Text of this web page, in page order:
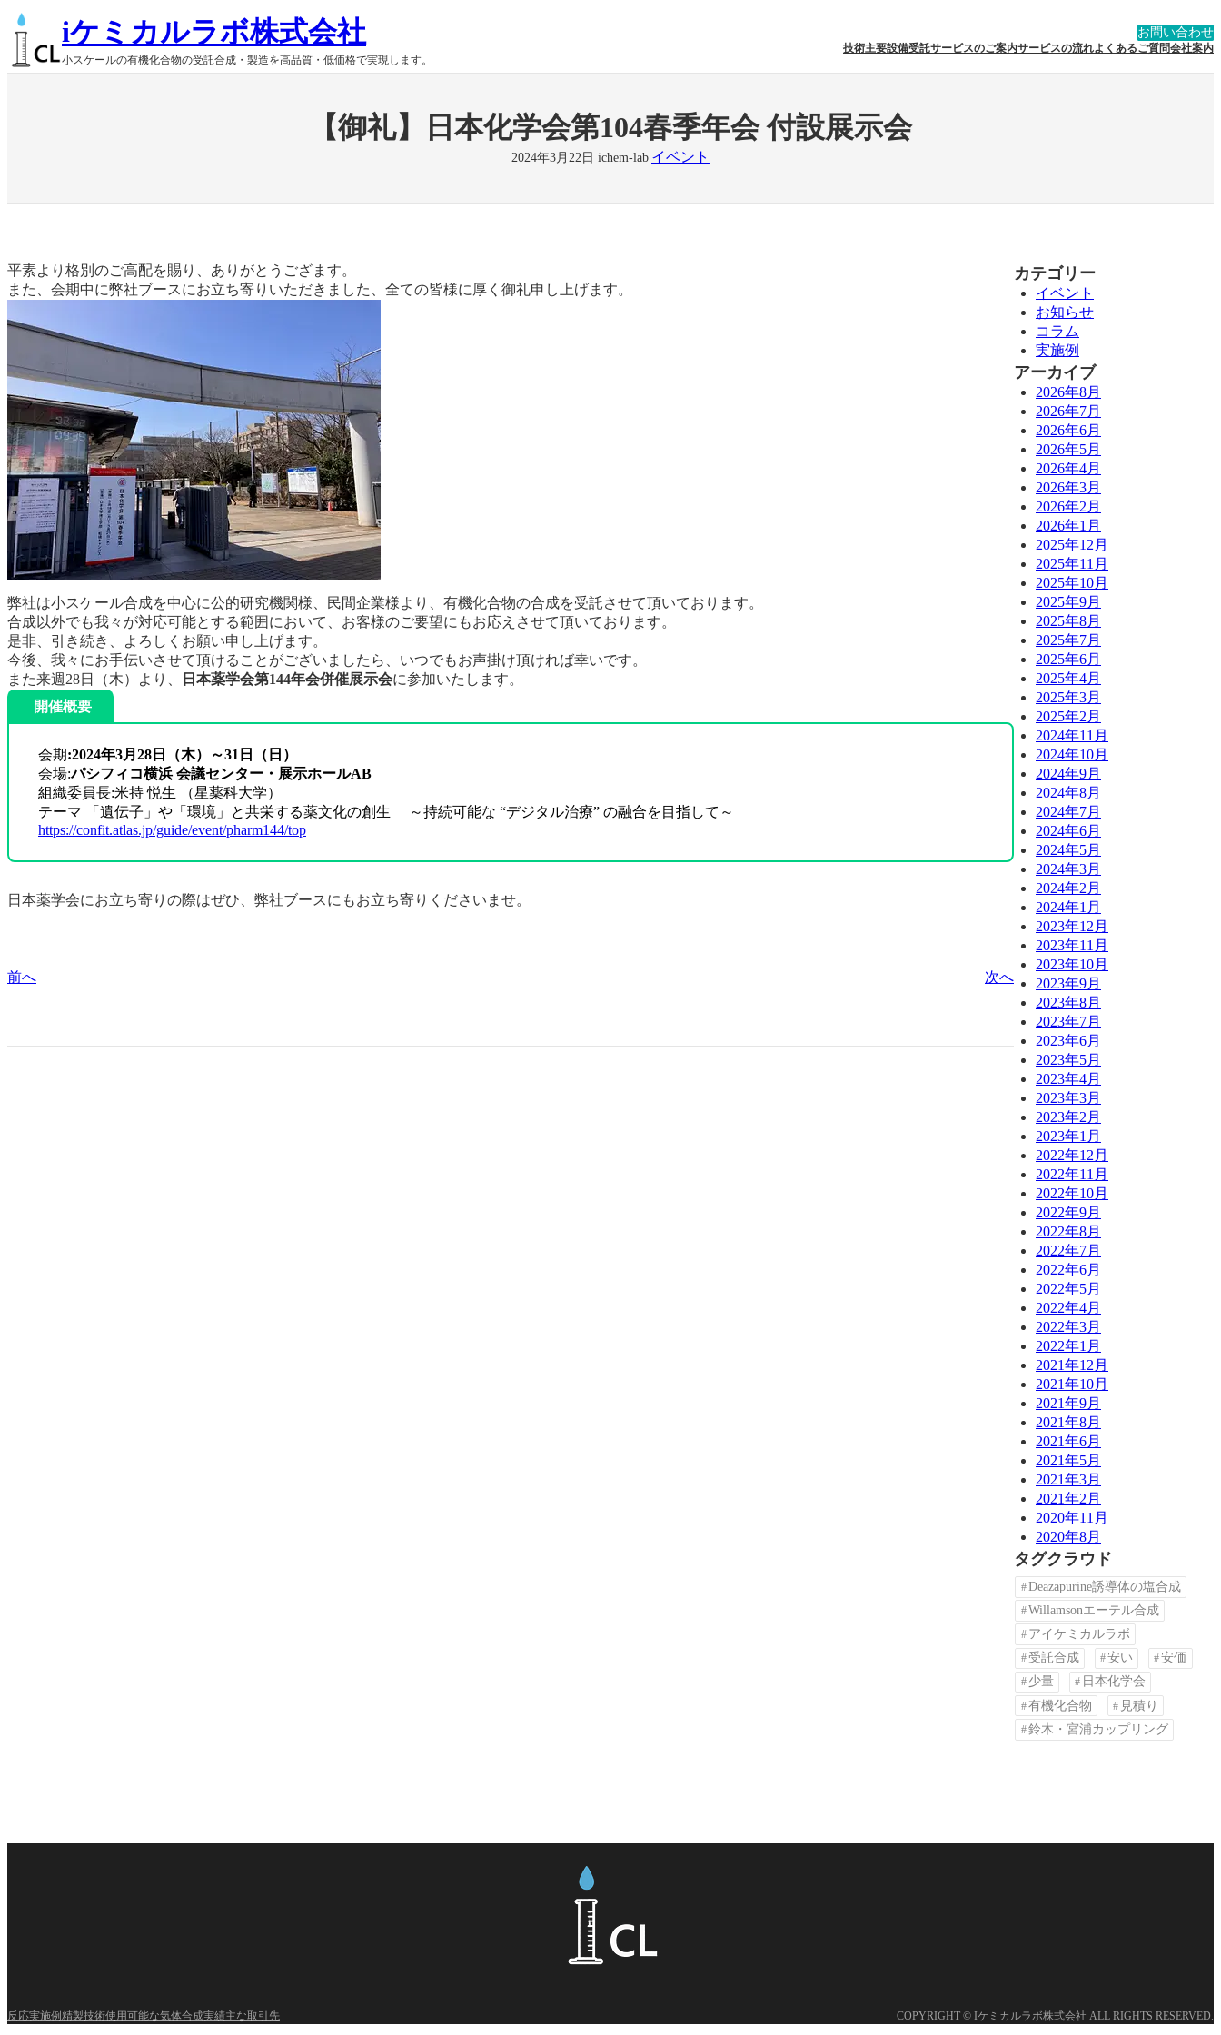
内
容
ス
iケミカルラボ株式会社
小スケールの有機化合物の受託合成・製造を高品質・低価格で実現します。
お問い合わせ
技術主要設備受託サービスのご案内サービスの流れよくあるご質問会社案内
【御礼】日本化学会第104春季年会 付設展示会
2024年3月22日 ichem-lab イベント
平素より格別のご高配を賜り、ありがとうござます。
また、会期中に弊社ブースにお立ち寄りいただきました、全ての皆様に厚く御礼申し上げます。
弊社は小スケール合成を中心に公的研究機関様、民間企業様より、有機化合物の合成を受託させて頂いております。
合成以外でも我々が対応可能とする範囲において、お客様のご要望にもお応えさせて頂いております。
是非、引き続き、よろしくお願い申し上げます。
今後、我々にお手伝いさせて頂けることがございましたら、いつでもお声掛け頂ければ幸いです。
また来週28日（木）より、
日本薬学会第144年会併催展示会に参加いたします。
開催概要
会期:2024年3月28日（木）～31日（日）
会場:パシフィコ横浜 会議センター・展示ホールAB
組織委員長:米持 悦生 （星薬科大学）
テーマ 「遺伝子」や「環境」と共栄する薬文化の創生 ～持続可能な “デジタル治療” の融合を目指して～
https://confit.atlas.jp/guide/event/pharm144/top
日本薬学会にお立ち寄りの際はぜひ、弊社ブースにもお立ち寄りくださいませ。
前へ 次へ
カテゴリー
イベント
お知らせ
コラム
実施例
アーカイブ
2026年8月
2026年7月
2026年6月
2026年5月
2026年4月
2026年3月
2026年2月
2026年1月
2025年12月
2025年11月
2025年10月
2025年9月
2025年8月
2025年7月
2025年6月
2025年4月
2025年3月
2025年2月
2024年11月
2024年10月
2024年9月
2024年8月
2024年7月
2024年6月
2024年5月
2024年3月
2024年2月
2024年1月
2023年12月
2023年11月
2023年10月
2023年9月
2023年8月
2023年7月
2023年6月
2023年5月
2023年4月
2023年3月
2023年2月
2023年1月
2022年12月
2022年11月
2022年10月
2022年9月
2022年8月
2022年7月
2022年6月
2022年5月
2022年4月
2022年3月
2022年1月
2021年12月
2021年10月
2021年9月
2021年8月
2021年6月
2021年5月
2021年3月
2021年2月
2020年11月
2020年8月
タグクラウド
Deazapurine誘導体の塩合成
Willamsonエーテル合成
アイケミカルラボ
受託合成
安い
安価
少量
日本化学会
有機化合物
見積り
鈴木・宮浦カップリング
反応実施例精製技術使用可能な気体合成実績主な取引先 COPYRIGHT © Iケミカルラボ株式会社 ALL RIGHTS RESERVED.